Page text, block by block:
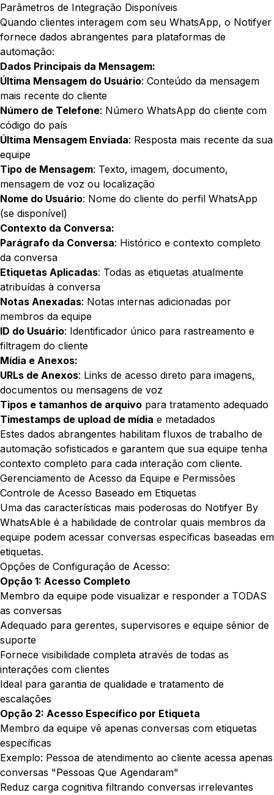
Parâmetros de Integração Disponíveis
Quando clientes interagem com seu WhatsApp, o Notifyer
fornece dados abrangentes para plataformas de
automação:
Dados Principais da Mensagem:
Última Mensagem do Usuário: Conteúdo da mensagem
mais recente do cliente
Número de Telefone: Número WhatsApp do cliente com
código do país
Última Mensagem Enviada: Resposta mais recente da sua
equipe
Tipo de Mensagem: Texto, imagem, documento,
mensagem de voz ou localização
Nome do Usuário: Nome do cliente do perfil WhatsApp
(se disponível)
Contexto da Conversa:
Parágrafo da Conversa: Histórico e contexto completo
da conversa
Etiquetas Aplicadas: Todas as etiquetas atualmente
atribuídas à conversa
Notas Anexadas: Notas internas adicionadas por
membros da equipe
ID do Usuário: Identificador único para rastreamento e
filtragem do cliente
Mídia e Anexos:
URLs de Anexos: Links de acesso direto para imagens,
documentos ou mensagens de voz
Tipos e tamanhos de arquivo para tratamento adequado
Timestamps de upload de mídia e metadados
Estes dados abrangentes habilitam fluxos de trabalho de
automação sofisticados e garantem que sua equipe tenha
contexto completo para cada interação com cliente.
Gerenciamento de Acesso da Equipe e Permissões
Controle de Acesso Baseado em Etiquetas
Uma das características mais poderosas do Notifyer By
WhatsAble é a habilidade de controlar quais membros da
equipe podem acessar conversas específicas baseadas em
etiquetas.
Opções de Configuração de Acesso:
Opção 1: Acesso Completo
Membro da equipe pode visualizar e responder a TODAS
as conversas
Adequado para gerentes, supervisores e equipe sênior de
suporte
Fornece visibilidade completa através de todas as
interações com clientes
Ideal para garantia de qualidade e tratamento de
escalações
Opção 2: Acesso Específico por Etiqueta
Membro da equipe vê apenas conversas com etiquetas
específicas
Exemplo: Pessoa de atendimento ao cliente acessa apenas
conversas "Pessoas Que Agendaram"
Reduz carga cognitiva filtrando conversas irrelevantes